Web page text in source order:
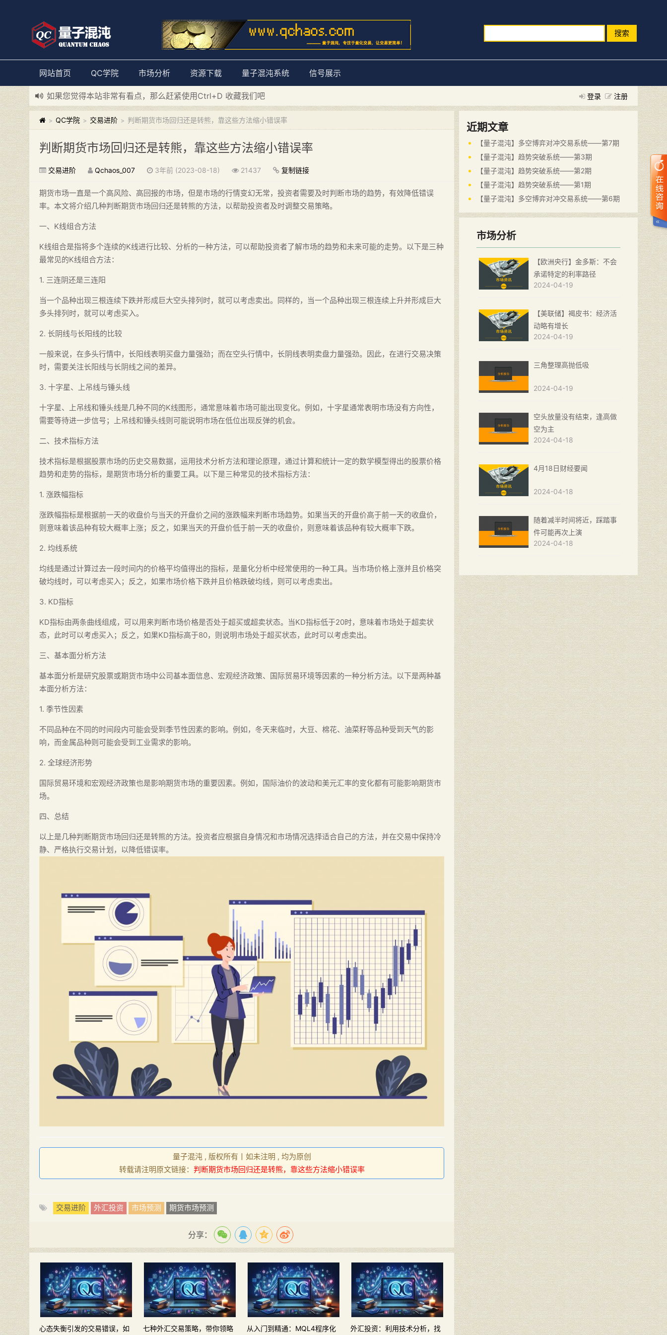
搜索
网站首页 QC学院 市场分析 资源下载 量子混沌系统 信号展示
登录 注册
如果您觉得本站非常有看点，那么赶紧使用Ctrl+D 收藏我们吧
新添加量子混沌系统板块，欢迎大家访问！---“量子混沌系统”
> QC学院 > 交易进阶 > 判断期货市场回归还是转熊，靠这些方法缩小错误率
判断期货市场回归还是转熊，靠这些方法缩小错误率
交易进阶 Qchaos_007 3年前 (2023-08-18) 21437 复制链接
期货市场一直是一个高风险、高回报的市场，但是市场的行情变幻无常，投资者需要及时判断市场的趋势，有效降低错误
率。本文将介绍几种判断期货市场回归还是转熊的方法，以帮助投资者及时调整交易策略。
一、K线组合方法
K线组合是指将多个连续的K线进行比较、分析的一种方法，可以帮助投资者了解市场的趋势和未来可能的走势。以下是三种
最常见的K线组合方法：
1. 三连阴还是三连阳
当一个品种出现三根连续下跌并形成巨大空头排列时，就可以考虑卖出。同样的，当一个品种出现三根连续上升并形成巨大
多头排列时，就可以考虑买入。
2. 长阴线与长阳线的比较
一般来说，在多头行情中，长阳线表明买盘力量强劲；而在空头行情中，长阴线表明卖盘力量强劲。因此，在进行交易决策
时，需要关注长阳线与长阴线之间的差异。
3. 十字星、上吊线与锤头线
十字星、上吊线和锤头线是几种不同的K线图形，通常意味着市场可能出现变化。例如，十字星通常表明市场没有方向性，
需要等待进一步信号；上吊线和锤头线则可能说明市场在低位出现反弹的机会。
二、技术指标方法
技术指标是根据股票市场的历史交易数据，运用技术分析方法和理论原理，通过计算和统计一定的数学模型得出的股票价格
趋势和走势的指标，是期货市场分析的重要工具。以下是三种常见的技术指标方法：
1. 涨跌幅指标
涨跌幅指标是根据前一天的收盘价与当天的开盘价之间的涨跌幅来判断市场趋势。如果当天的开盘价高于前一天的收盘价，
则意味着该品种有较大概率上涨；反之，如果当天的开盘价低于前一天的收盘价，则意味着该品种有较大概率下跌。
2. 均线系统
均线是通过计算过去一段时间内的价格平均值得出的指标，是量化分析中经常使用的一种工具。当市场价格上涨并且价格突
破均线时，可以考虑买入；反之，如果市场价格下跌并且价格跌破均线，则可以考虑卖出。
3. KD指标
KD指标由两条曲线组成，可以用来判断市场价格是否处于超买或超卖状态。当KD指标低于20时，意味着市场处于超卖状
态，此时可以考虑买入；反之，如果KD指标高于80，则说明市场处于超买状态，此时可以考虑卖出。
三、基本面分析方法
基本面分析是研究股票或期货市场中公司基本面信息、宏观经济政策、国际贸易环境等因素的一种分析方法。以下是两种基
本面分析方法：
1. 季节性因素
不同品种在不同的时间段内可能会受到季节性因素的影响。例如，冬天来临时，大豆、棉花、油菜籽等品种受到天气的影
响，而金属品种则可能会受到工业需求的影响。
2. 全球经济形势
国际贸易环境和宏观经济政策也是影响期货市场的重要因素。例如，国际油价的波动和美元汇率的变化都有可能影响期货市
场。
四、总结
以上是几种判断期货市场回归还是转熊的方法。投资者应根据自身情况和市场情况选择适合自己的方法，并在交易中保持冷
静、严格执行交易计划，以降低错误率。
量子混沌 , 版权所有丨如未注明 , 均为原创
转载请注明原文链接： 判断期货市场回归还是转熊，靠这些方法缩小错误率
交易进阶 外汇投资 市场预测 期货市场预测
分享：
心态失衡引发的交易错误，如 七种外汇交易策略，带你领略 从入门到精通：MQL4程序化 外汇投资：利用技术分析，找
近期文章
【量子混沌】多空博弈对冲交易系统——第7期
【量子混沌】趋势突破系统——第3期
【量子混沌】趋势突破系统——第2期
【量子混沌】趋势突破系统——第1期
【量子混沌】多空博弈对冲交易系统——第6期
市场分析
【欧洲央行】金多斯：不会
承诺特定的利率路径
2024-04-19
【美联储】褐皮书：经济活
动略有增长
2024-04-19
三角整理高抛低吸
2024-04-19
空头放量没有结束，逢高做
空为主
2024-04-18
4月18日财经要闻
2024-04-18
随着减半时间将近，踩踏事
件可能再次上演
2024-04-18